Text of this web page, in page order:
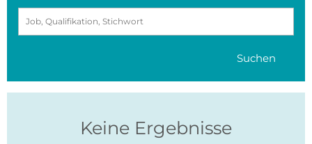
Suchen
Keine Ergebnisse